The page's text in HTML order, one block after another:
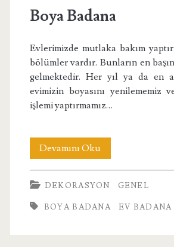
Boya Badana
Evlerimizde mutlaka bakım
bölümler vardır. Bunların en
gelmektedir. Her yıl ya da en
evimizin boyasını yenilememiz
işlemi yaptırmamız…
Devamını OkuBoya
Badana
DEKORASYON GENEL
BOYA BADANA EV BADANA